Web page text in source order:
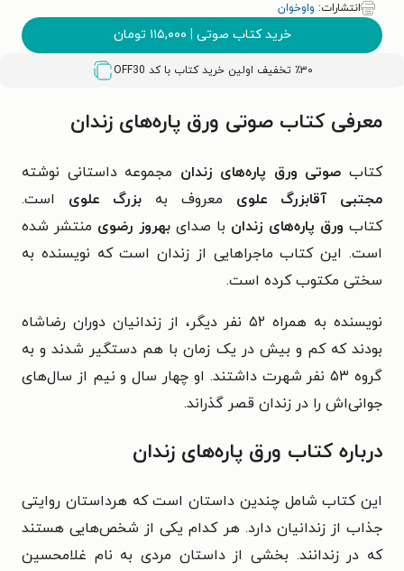
انتشارات: واوخوان
خرید کتاب صوتی | ۱۱۵,۰۰۰ تومان
٪۳۰ تخفیف اولین خرید کتاب با کد OFF30
معرفی کتاب صوتی ورق پاره‌های زندان
کتابصوتی ورق پاره‌های زندان مجموعه داستانی نوشته
مجتبی آقابزرگ علوی معروف به بزرگ علوی است.
کتابورق پاره‌های زندان با صدایبهروز رضوی منتشر شده
است. این کتاب ماجراهایی از زندان است که نویسنده به
سختی مکتوب کرده است.
نویسنده به همراه ۵۲ نفر دیگر، از زندانیان دوران رضاشاه
بودند که کم و بیش در یک زمان با هم دستگیر شدند و به
گروه ۵۳ نفر شهرت داشتند. او چهار سال و نیم از سال‌های
جوانی‌اش را در زندان قصر گذراند.
درباره کتاب ورق پاره‌های زندان
این کتاب شامل چندین داستان است که هرداستان روایتی
جذاب از زندانیان دارد. هر کدام یکی از شخص‌هایی هستند
که در زندانند. بخشی از داستان مردی به نام غلامحسین